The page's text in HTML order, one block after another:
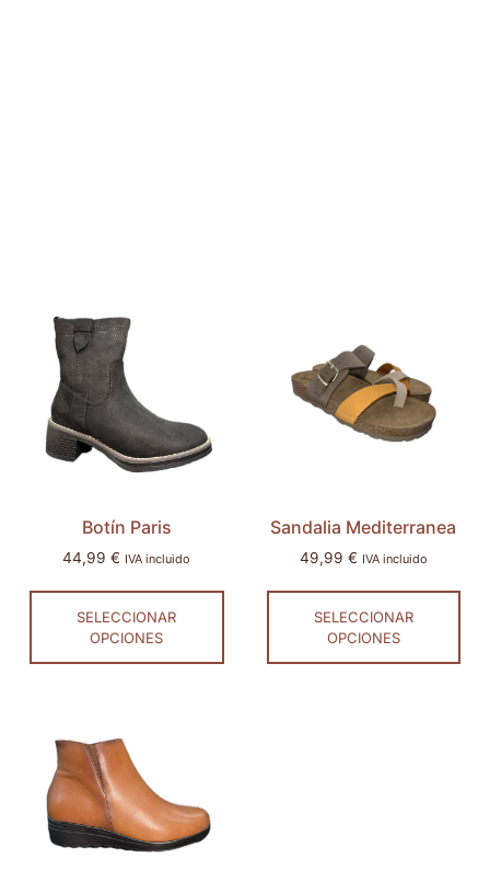
Botín Paris
44,99€ IVA incluido
SELECCIONAR
OPCIONES
Sandalia Mediterranea
49,99 € IVA incluido
SELECCIONAR
OPCIONES